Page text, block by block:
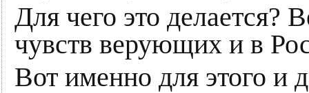
Для чего это делается?
чувств верующих и в
Вот именно для этого и